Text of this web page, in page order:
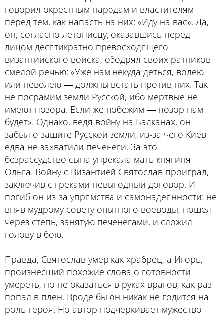
говорил окрестным народам и властителям
перед тем, как напасть на них: «Иду на вас». Да,
он, согласно летописцу, оказавшись перед
лицом десятикратно превосходящего
византийского войска, ободрял своих ратников
смелой речью: «Уже нам некуда деться, волею
или неволею ― должны встать против них. Так
не посрамим земли Русской, ибо мертвые не
имеют позора. Если же побежим ― позор нам
будет». Однако, ведя войну на Балканах, он
забыл о защите Русской земли, из-за чего Киев
едва не захватили печенеги. За это
безрассудство сына упрекала мать княгиня
Ольга. Войну с Византией Святослав проиграл,
заключив с греками невыгодный договор. И
погиб он из-за упрямства и самонадеянности: не
вняв мудрому совету опытного воеводы, пошел
через степь, занятую печенегами, и сложил
голову в бою.
Правда, Святослав умер как храбрец, а Игорь,
произнесший похожие слова о готовности
умереть, но не оказаться в руках врагов, как раз
попал в плен. Вроде бы он никак не годится на
роль героя. Но автор подчеркивает мужество